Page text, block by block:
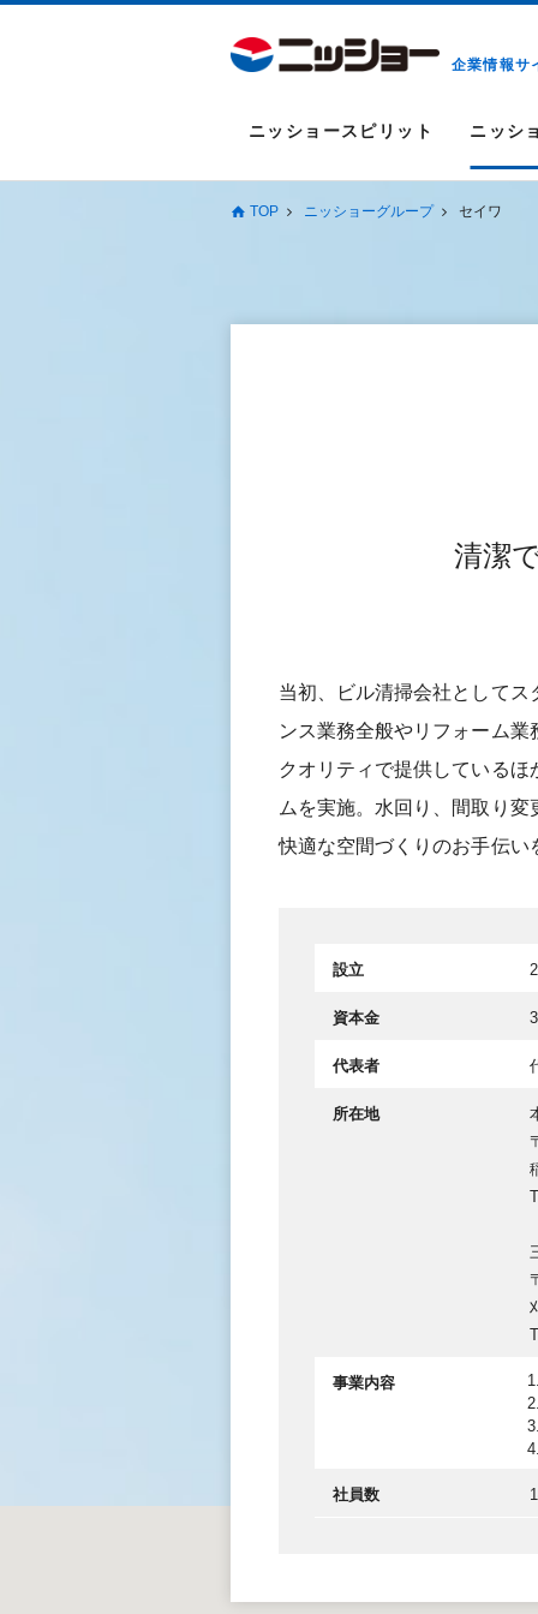
企業情報サ
ニッショースピリット ニッシ
TOP ニッショーグループ セイワ
清潔
当初、ビル清掃会社として
ンス業務全般やリフォーム
クオリティで提供している
ムを実施。水回り、間取り
快適な空間づくりのお手伝い
設立
資本金
代表者
所在地
事業内容
社員数